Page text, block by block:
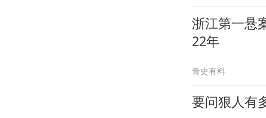
浙江第一悬
22年
青史有料
要问狠人有